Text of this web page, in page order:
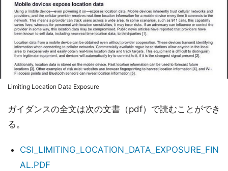
Limiting Location Data Exposure
ガイダンスの全文は次の文書（pdf）で読むことができ
る。
CSI_LIMITING_LOCATION_DATA_EXPOSURE_FIN
AL.PDF